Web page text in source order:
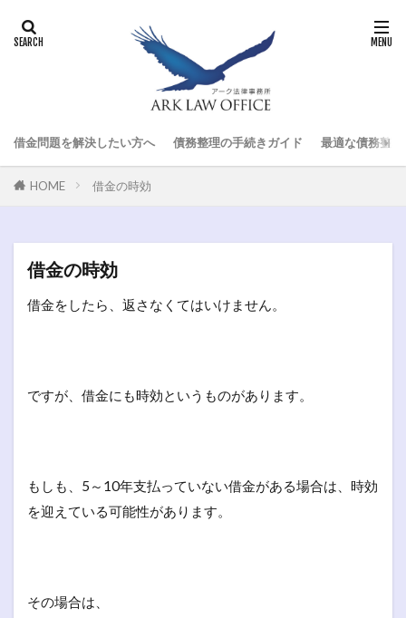
借金問題を解決したい方へ 債務整理の手続きガイド 最適な債務整
HOME 借金の時効
借金の時効
借金をしたら、返さなくてはいけません。
ですが、借金にも時効というものがあります。
もしも、5～10年支払っていない借金がある場合は、時効
を迎えている可能性があります。
その場合は、